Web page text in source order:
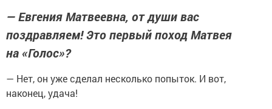
— Евгения Матвеевна, от души вас
поздравляем! Это первый поход Матвея
на «Голос»?
— Нет, он уже сделал несколько попыток. И вот,
наконец, удача!